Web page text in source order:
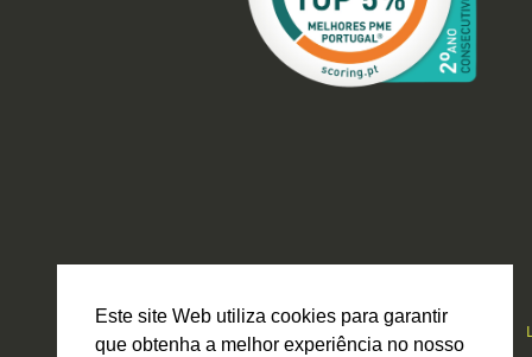
Este site Web utiliza cookies para garantir
que obtenha a melhor experiência no nosso